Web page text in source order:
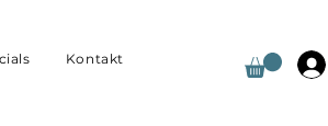
Kontakt